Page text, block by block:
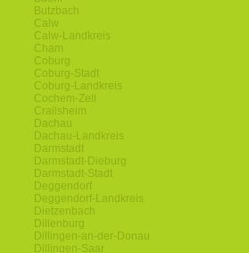
Butzbach
Calw
Calw-Landkreis
Cham
Coburg
Coburg-Stadt
Coburg-Landkreis
Cochem-Zell
Crailsheim
Dachau
Dachau-Landkreis
Darmstadt
Darmstadt-Dieburg
Darmstadt-Stadt
Deggendorf
Deggendorf-Landkreis
Dietzenbach
Dillenburg
Dillingen-an-der-Donau
Dillingen-Saar